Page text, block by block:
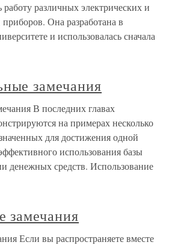
различных электрических и
Она разработана в
и использовалась сначала
замечания
В последних главах
на примерах несколько
для достижения одной
использования базы
денежных средств. Использование
замечания
Если вы распространяете вместе